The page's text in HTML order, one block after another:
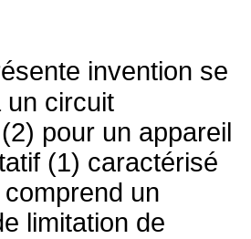
invention se
un circuit
pour un appareil
(1) caractérisé
un
limitation de